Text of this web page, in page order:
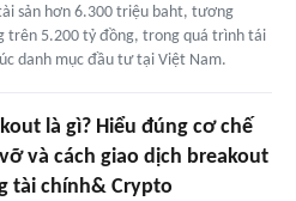
sản hơn 6.300 triệu baht, tương
trên 5.200 tỷ đồng, trong quá trình tái
danh mục đầu tư tại Việt Nam.
là gì? Hiểu đúng cơ chế
và cách giao dịch breakout
tài chính& Crypto